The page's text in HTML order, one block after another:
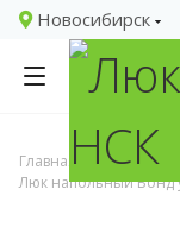
Новосибирск
Главная
Люк напольный Бонд